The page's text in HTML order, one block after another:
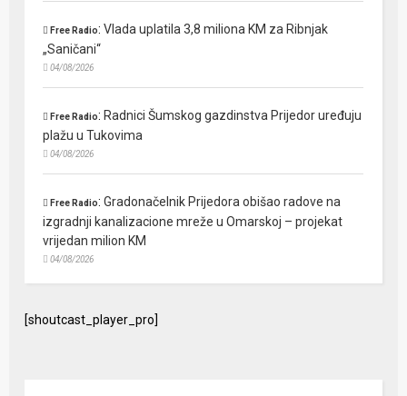
Free Radio:Vlada uplatila 3,8 miliona KM za Ribnjak
„Saničani“
04/08/2026
Free Radio: Radnici Šumskog gazdinstva Prijedor uređuju
plažu u Tukovima
04/08/2026
Free Radio:Gradonačelnik Prijedora obišao radove na
izgradnji kanalizacione mreže u Omarskoj – projekat
vrijedan milion KM
04/08/2026
[shoutcast_player_pro]